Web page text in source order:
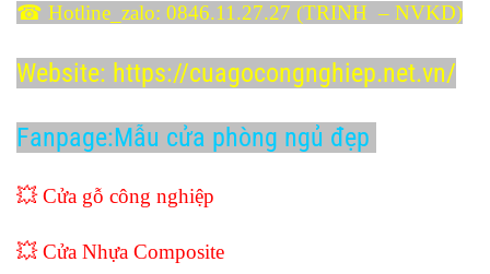
☎ Hotline_zalo: 0846.11.27.27 (TRINH – NVKD)
Website: https://cuagocongnghiep.net.vn/
Fanpage:Mẫu cửa phòng ngủ đẹp
💥Cửa gỗ công nghiệp
💥Cửa Nhựa Composite